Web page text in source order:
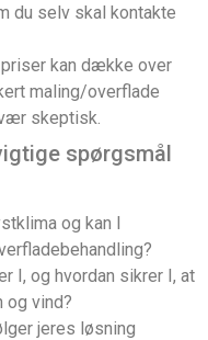
du selv skal kontakte
kan dække over
maling/overflade
skeptisk.
spørgsmål
og kan I
I, og hvordan sikrer I, at
og vind?
jeres løsning